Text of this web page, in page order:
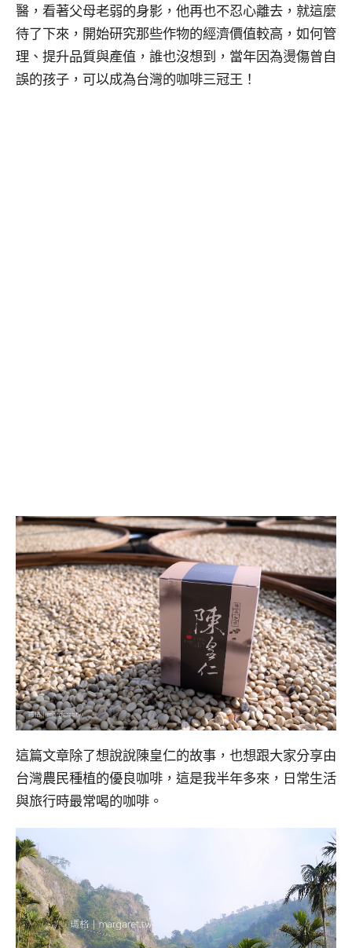
醫，看著父母老弱的身影，他再也不忍心離去，就這麼
待了下來，開始研究那些作物的經濟價值較高，如何管
理、提升品質與產值，誰也沒想到，當年因為燙傷曾自
誤的孩子，可以成為台灣的咖啡三冠王！
這篇文章除了想說說陳皇仁的故事，也想跟大家分享由
台灣農民種植的優良咖啡，這是我半年多來，日常生活
與旅行時最常喝的咖啡。